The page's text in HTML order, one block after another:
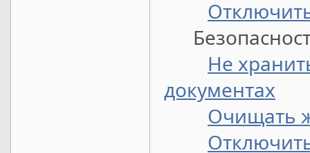
Не
документах
Очищать